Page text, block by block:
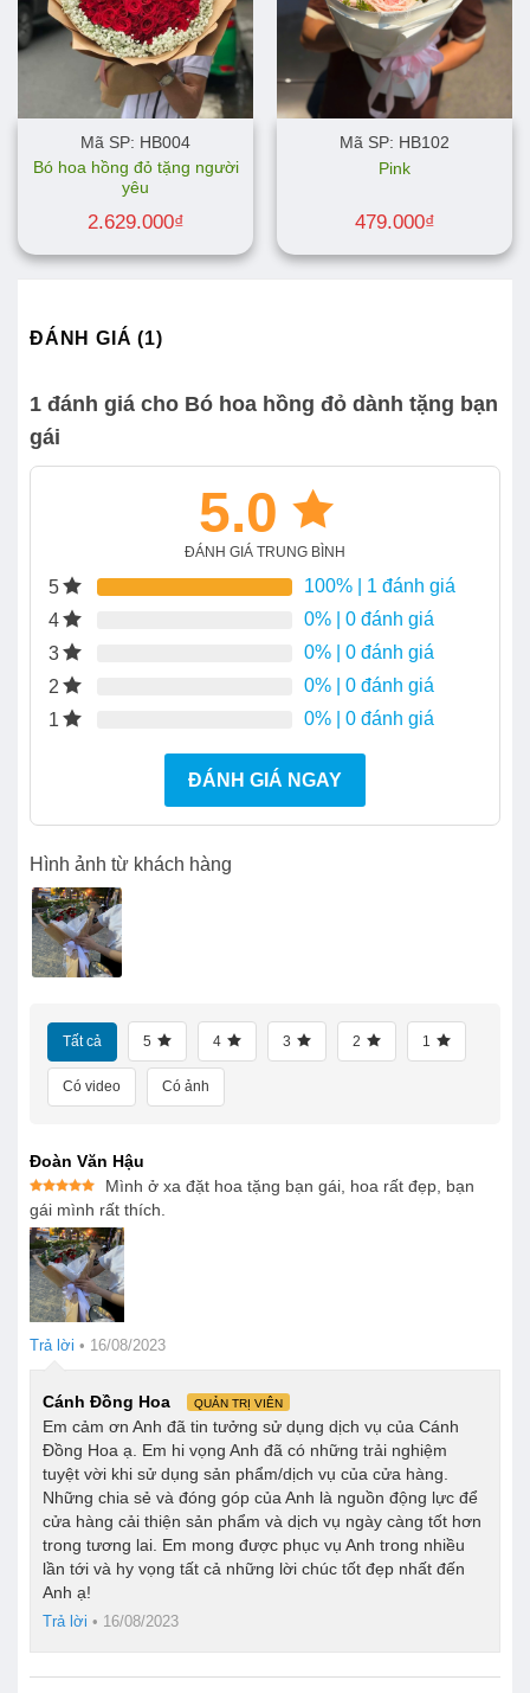
Mã SP: HB004
Bó hoa hồng đỏ tặng người
yêu
2.629.000₫
Mã SP: HB102
Pink
479.000₫
ĐÁNH GIÁ (1)
1 đánh giá cho Bó hoa hồng đỏ dành tặng bạn
gái
5.0
ĐÁNH GIÁ TRUNG BÌNH
5 100% | 1 đánh giá
4
0% | 0 đánh giá
3
0% | 0 đánh giá
2
0% | 0 đánh giá
1
0% | 0 đánh giá
ĐÁNH GIÁ NGAY
Hình ảnh từ khách hàng
Tất cả 5 4 3 2 1
Có video Có ảnh
Đoàn Văn Hậu
Được xếp
hạng55
sao
Mình ở xa đặt hoa tặng bạn gái, hoa rất đẹp, bạn
gái mình rất thích.
Trả lời • 16/08/2023
Cánh Đồng Hoa QUẢN TRỊ VIÊN
Em cảm ơn Anh đã tin tưởng sử dụng dịch vụ của Cánh
Đồng Hoa ạ. Em hi vọng Anh đã có những trải nghiệm
tuyệt vời khi sử dụng sản phẩm/dịch vụ của cửa hàng.
Những chia sẻ và đóng góp của Anh là nguồn động lực để
cửa hàng cải thiện sản phẩm và dịch vụ ngày càng tốt hơn
trong tương lai. Em mong được phục vụ Anh trong nhiều
lần tới và hy vọng tất cả những lời chúc tốt đẹp nhất đến
Anh ạ!
Trả lời • 16/08/2023